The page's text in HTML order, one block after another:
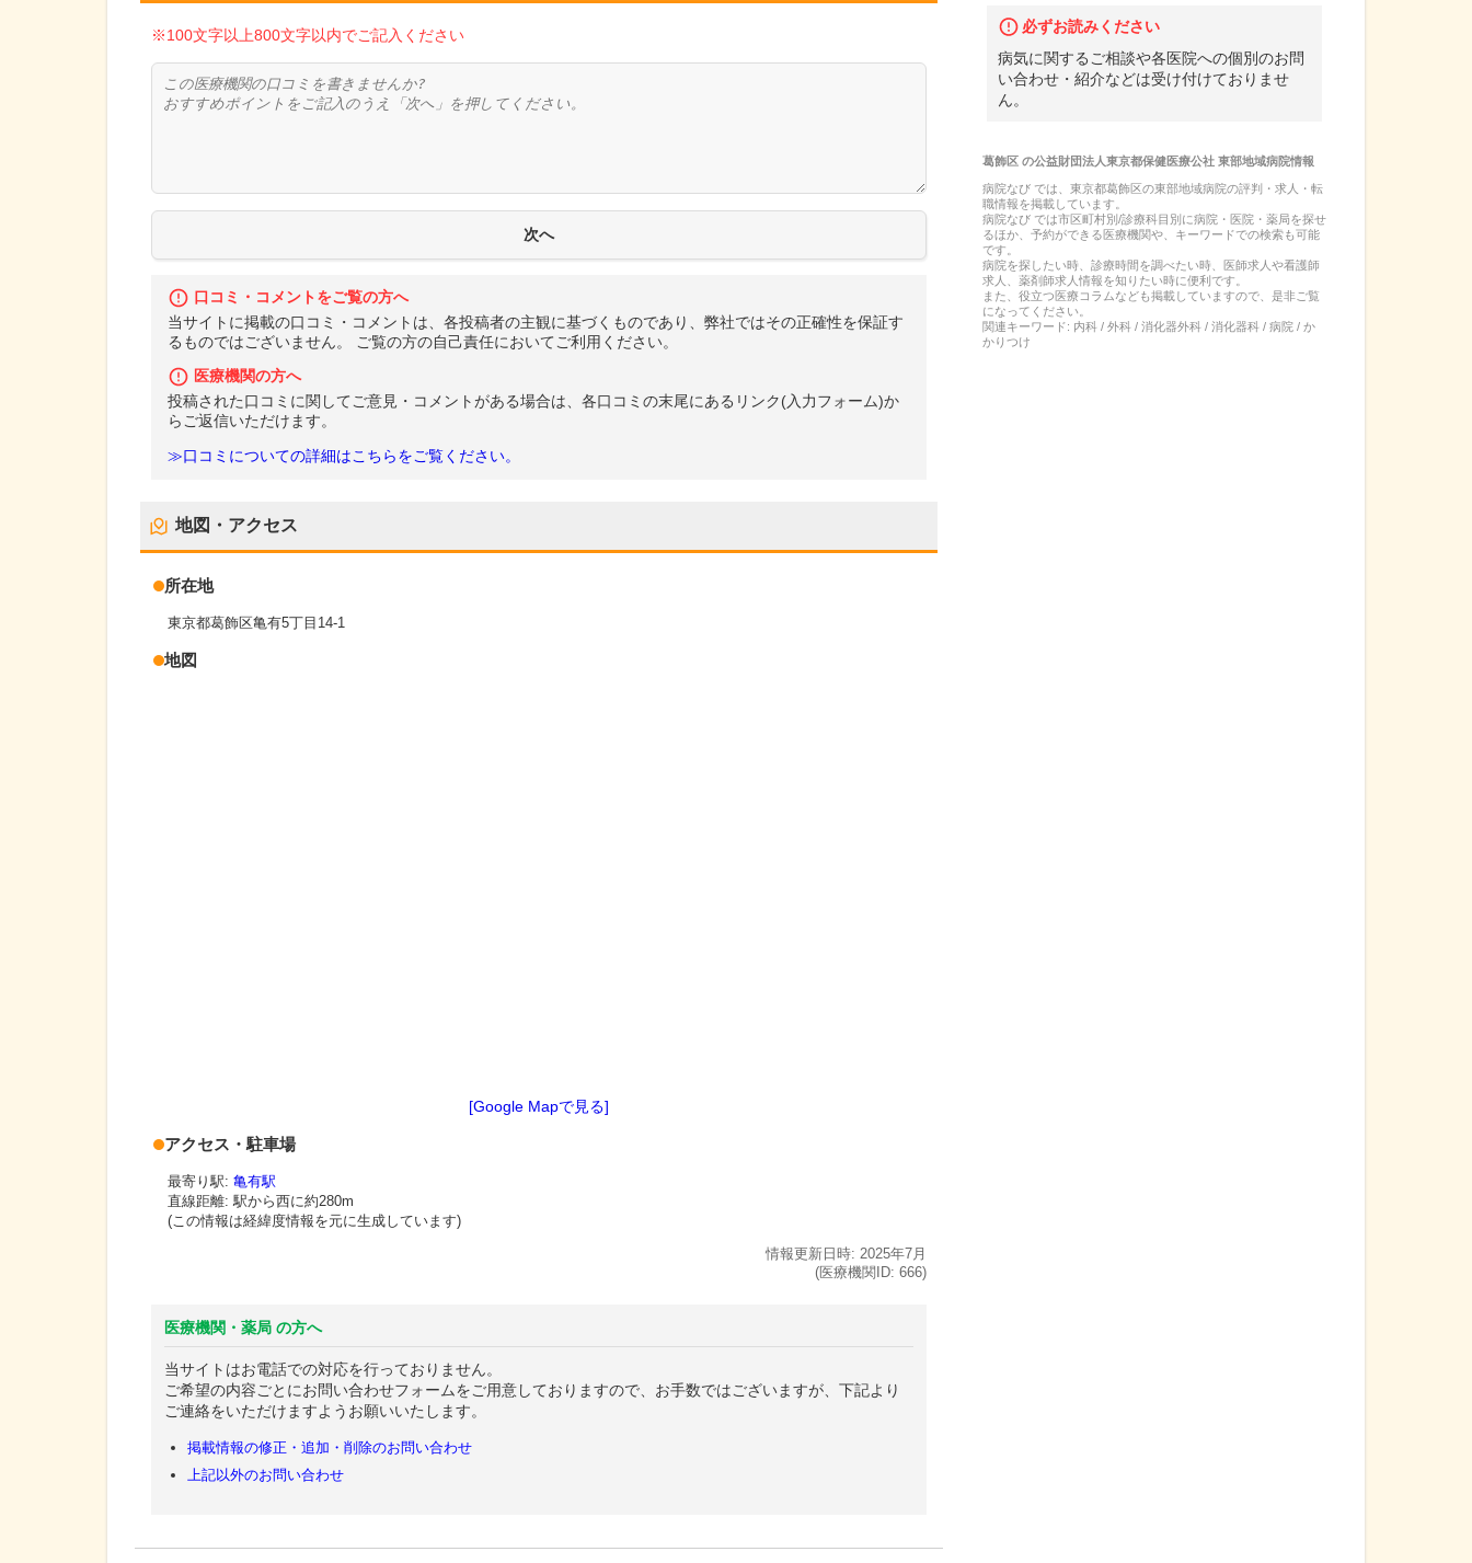
※100文字以上800文字以内でご記入ください
口コミ・コメントをご覧の方へ
当サイトに掲載の口コミ・コメントは、各投稿者の主観に基づくものであり、弊社ではその正確性を保証す
るものではございません。 ご覧の方の自己責任においてご利用ください。
医療機関の方へ
投稿された口コミに関してご意見・コメントがある場合は、各口コミの末尾にあるリンク(入力フォーム)か
らご返信いただけます。
≫口コミについての詳細はこちらをご覧ください。
地図・アクセス
所在地
東京都葛飾区亀有5丁目14-1
地図
[Google Mapで見る]
アクセス・駐車場
最寄り駅: 亀有駅
直線距離: 駅から西に約280m
(この情報は経緯度情報を元に生成しています)
情報更新日時: 2025年7月
(医療機関ID: 666)
医療機関・薬局 の方へ
当サイトはお電話での対応を行っておりません。
ご希望の内容ごとにお問い合わせフォームをご用意しておりますので、お手数ではございますが、下記より
ご連絡をいただけますようお願いいたします。
掲載情報の修正・追加・削除のお問い合わせ
上記以外のお問い合わせ
必ずお読みください
病気に関するご相談や各医院への個別のお問
い合わせ・紹介などは受け付けておりませ
ん。
葛飾区の公益財団法人東京都保健医療公社 東部地域病院情報
病院なび では、 東京都葛飾区の東部地域病院の評判・求人・転
職情報を掲載しています。
病院なび では市区町村別/診療科目別に病院・医院・薬局を探せ
るほか、予約ができる医療機関や、キーワードでの検索も可能
です。
病院を探したい時、診療時間を調べたい時、医師求人や看護師
求人、薬剤師求人情報を知りたい時に便利です。
また、役立つ医療コラムなども掲載していますので、是非ご覧
になってください。
関連キーワード: 内科 / 外科 / 消化器外科 / 消化器科 / 病院 / か
かりつけ